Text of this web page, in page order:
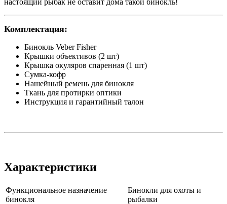
Комплектация:
Бинокль Veber Fisher
Крышки объективов (2 шт)
Крышка окуляров спаренная (1 шт)
Сумка-кофр
Нашейный ремень для бинокля
Ткань для протирки оптики
Инструкция и гарантийный талон
Характеристики
Функциональное назначение
бинокля
Бинокли для охоты и
рыбалки